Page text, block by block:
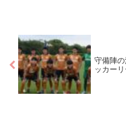
守備陣
ッカー